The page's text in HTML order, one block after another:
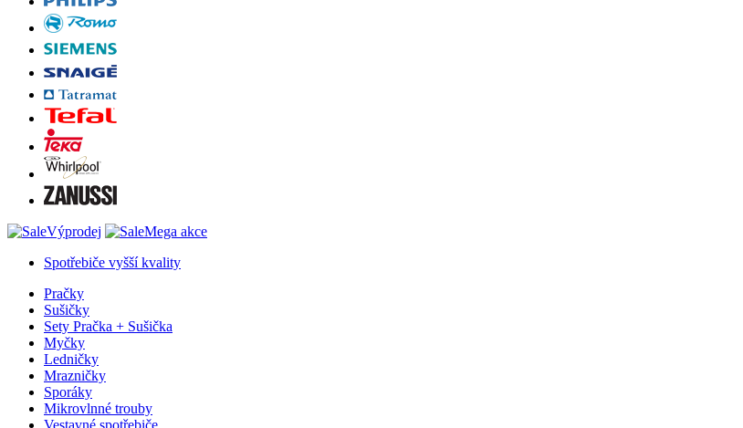
Výprodej
Mega akce
Spotřebiče vyšší kvality
Pračky
Sušičky
Sety Pračka + Sušička
Myčky
Ledničky
Mrazničky
Sporáky
Mikrovlnné trouby